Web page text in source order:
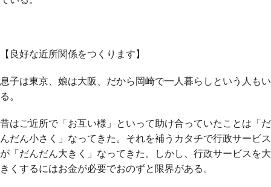
【良好な近所関係をつくります】
息子は東京、娘は大阪、だから岡崎で一人暮らしという人もい
る。
昔はご近所で「お互い様」といって助け合っていたことは「だ
んだん小さく」なってきた。それを補うカタチで行政サービス
が「だんだん大きく」なってきた。しかし、行政サービスを大
きくするにはお金が必要でおのずと限界がある。